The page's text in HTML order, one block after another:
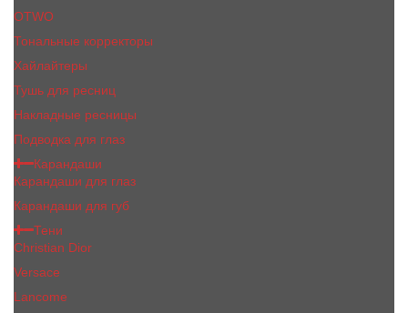
OTWO
Тональные корректоры
Хайлайтеры
Тушь для ресниц
Накладные ресницы
Подводка для глаз
Карандаши
Карандаши для глаз
Карандаши для губ
Тени
Christian Dior
Versace
Lancome